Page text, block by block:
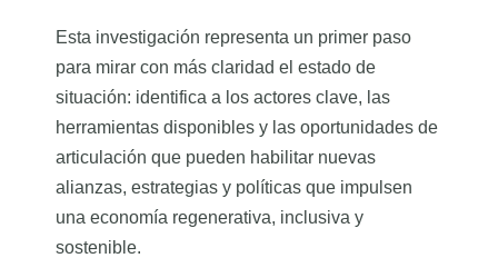
Esta investigación representa un primer paso
para mirar con más claridad el estado de
situación: identifica a los actores clave, las
herramientas disponibles y las oportunidades de
articulación que pueden habilitar nuevas
alianzas, estrategias y políticas que impulsen
una economía regenerativa, inclusiva y
sostenible.